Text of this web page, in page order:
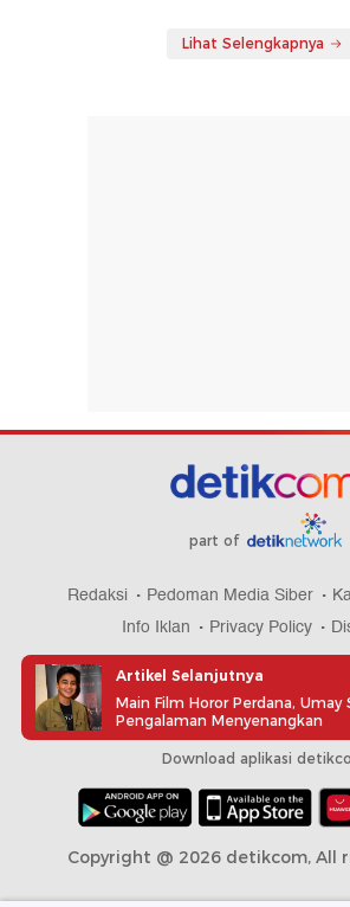
Lihat Selengkapnya
part of
Redaksi Pedoman Media Siber
Info Iklan
Privacy Policy
Download aplikasi
Copyright @ 2026 detikcom, All
Artikel Selanjutnya
Main Film Horor Perdana, Umay
Pengalaman Menyenangkan